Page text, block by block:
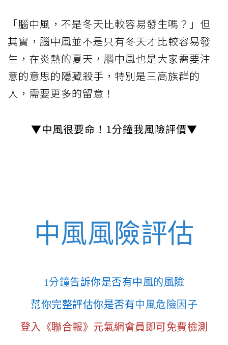
「腦中風，不是冬天比較容易發生嗎？」但
其實，腦中風並不是只有冬天才比較容易發
生，在炎熱的夏天，腦中風也是大家需要注
意的意思的隱藏殺手，特別是三高族群的
人，需要更多的留意！
▼中風很要命！1分鐘我風險評價▼